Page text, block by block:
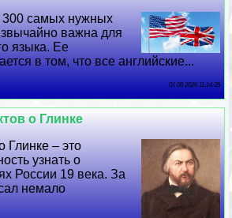
300 самых нужных
важна для
языка. Ее
в том, что все английские...
01 08 2026 11:14:35
о Глинке
Глинке – это
узнать о
России 19 века. За
немало